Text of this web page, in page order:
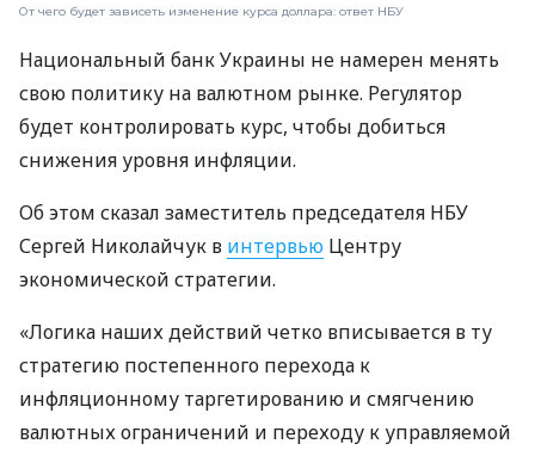
От чего будет зависеть изменение курса доллара: ответ НБУ
Национальный банк Украины не намерен менять
свою политику на валютном рынке. Регулятор
будет контролировать курс, чтобы добиться
снижения уровня инфляции.
Об этом сказал заместитель председателя НБУ
Сергей Николайчук в интервью Центру
экономической стратегии.
«Логика наших действий четко вписывается в ту
стратегию постепенного перехода к
инфляционному таргетированию и смягчению
валютных ограничений и переходу к управляемой